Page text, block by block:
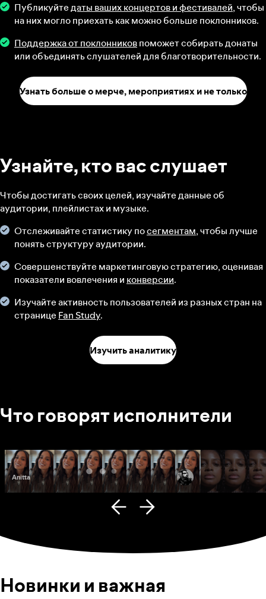
Публикуйтедаты ваших концертов и фестивалей, чтобы
на них могло приехать как можно больше поклонников.
Поддержка от поклонниковпоможет собирать донаты
или объединять слушателей для благотворительности.
Узнать больше о мерче, мероприятиях и не только
Узнайте, кто вас слушает
Чтобы достигать своих целей, изучайте данные об
аудитории, плейлистах и музыке.
Отслеживайте статистику посегментам, чтобы лучше
понять структуру аудитории.
Совершенствуйте маркетинговую стратегию, оценивая
показатели вовлечения и конверсии.
Изучайте активность пользователей из разных стран на
странице Fan Study.
Изучить аналитику
Что говорят исполнители
Anitta Fana Hues
Новинки и важная